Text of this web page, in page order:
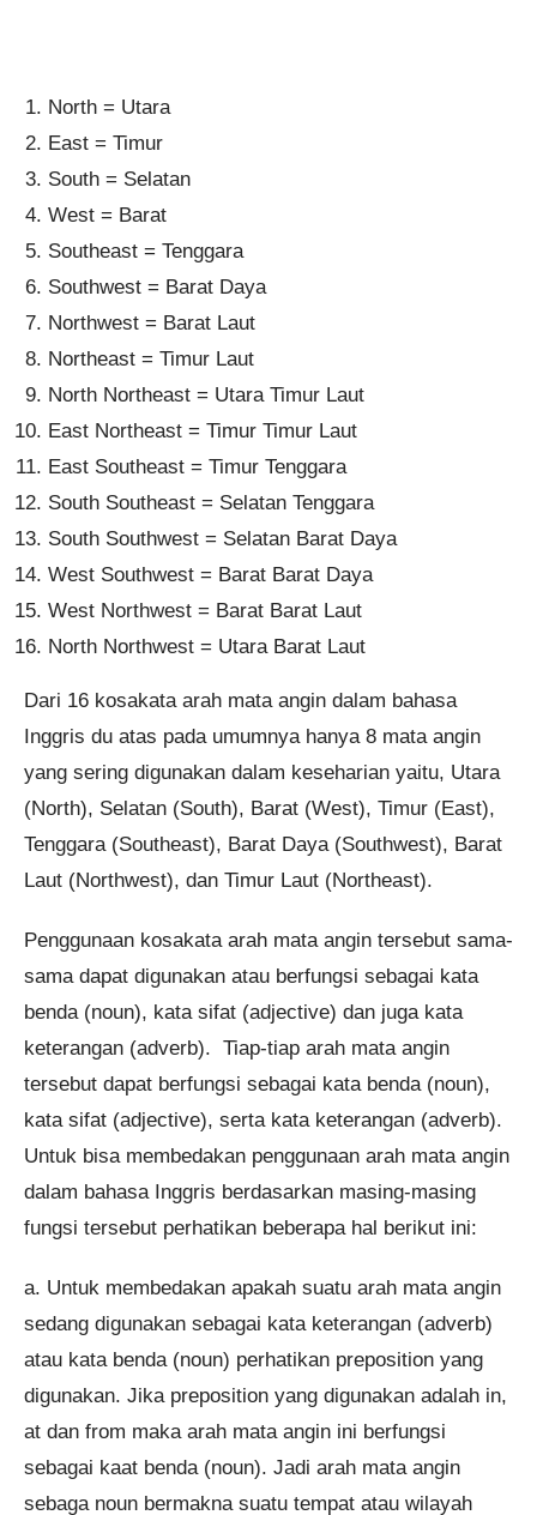
North = Utara
East = Timur
South = Selatan
West = Barat
Southeast = Tenggara
Southwest = Barat Daya
Northwest = Barat Laut
Northeast = Timur Laut
North Northeast = Utara Timur Laut
East Northeast = Timur Timur Laut
East Southeast = Timur Tenggara
South Southeast = Selatan Tenggara
South Southwest = Selatan Barat Daya
West Southwest = Barat Barat Daya
West Northwest = Barat Barat Laut
North Northwest = Utara Barat Laut
Dari 16 kosakata arah mata angin dalam bahasa
Inggris du atas pada umumnya hanya 8 mata angin
yang sering digunakan dalam keseharian yaitu, Utara
(North), Selatan (South), Barat (West), Timur (East),
Tenggara (Southeast), Barat Daya (Southwest), Barat
Laut (Northwest), dan Timur Laut (Northeast).
Penggunaan kosakata arah mata angin tersebut sama-
sama dapat digunakan atau berfungsi sebagai kata
benda (noun), kata sifat (adjective) dan juga kata
keterangan (adverb). Tiap-tiap arah mata angin
tersebut dapat berfungsi sebagai kata benda (noun),
kata sifat (adjective), serta kata keterangan (adverb).
Untuk bisa membedakan penggunaan arah mata angin
dalam bahasa Inggris berdasarkan masing-masing
fungsi tersebut perhatikan beberapa hal berikut ini:
a. Untuk membedakan apakah suatu arah mata angin
sedang digunakan sebagai kata keterangan (adverb)
atau kata benda (noun) perhatikan preposition yang
digunakan. Jika preposition yang digunakan adalah in,
at dan from maka arah mata angin ini berfungsi
sebagai kaat benda (noun). Jadi arah mata angin
sebaga noun bermakna suatu tempat atau wilayah